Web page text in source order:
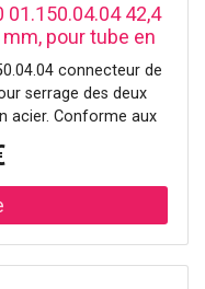
01.150.04.04 42,4
pour tube en
connecteur de
serrage des deux
acier. Conforme aux
bâtiments) et air
TRBF!)
25 ° C pour